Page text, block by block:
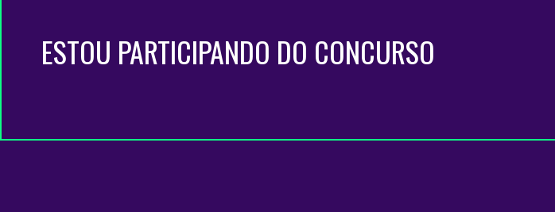
ESTOU PARTICIPANDO DO CONCURSO